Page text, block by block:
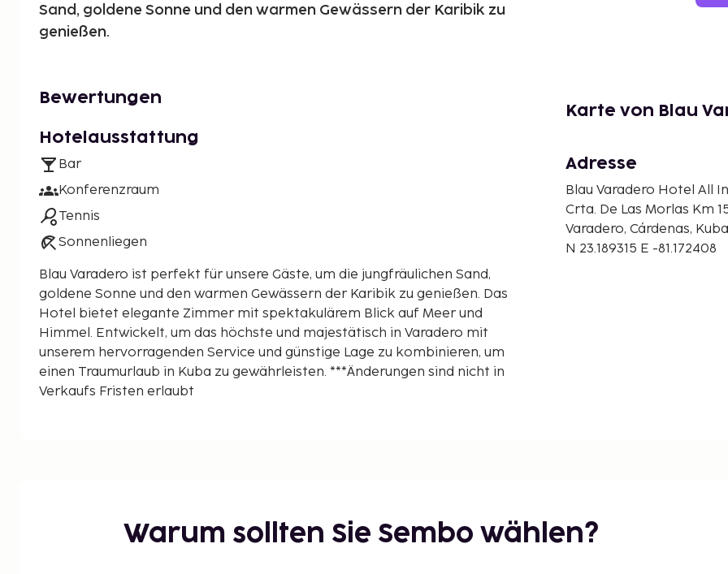
Sand, goldene Sonne und den warmen Gewässern der Karibik zu
genießen.
Bewertungen
Hotelausstattung
Bar
Konferenzraum
Tennis
Sonnenliegen
Blau Varadero ist perfekt für unsere Gäste, um die jungfräulichen Sand,
goldene Sonne und den warmen Gewässern der Karibik zu genießen. Das
Hotel bietet elegante Zimmer mit spektakulärem Blick auf Meer und
Himmel. Entwickelt, um das höchste und majestätisch in Varadero mit
unserem hervorragenden Service und günstige Lage zu kombinieren, um
einen Traumurlaub in Kuba zu gewährleisten. ***Änderungen sind nicht in
Verkaufs Fristen erlaubt
Karte von Blau
Adresse
Blau Varadero Hotel All
Crta. De Las Morlas Km
Varadero, Cárdenas, Kuba
N 23.189315 E -81.172408
Warum sollten Sie Sembo wählen?